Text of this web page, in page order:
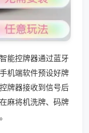
能控牌器通过蓝牙
机端软件预设好牌
牌器接收到信号后
麻将机洗牌、码牌